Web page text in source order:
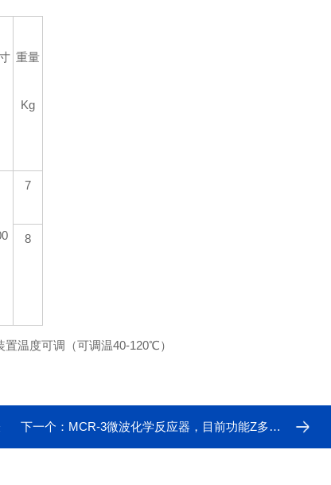
重量
Kg
7
8
温度可调（可调温40-120℃）
下一个： MCR-3微波化学反应器，目前功能Z多的微波反应器型号